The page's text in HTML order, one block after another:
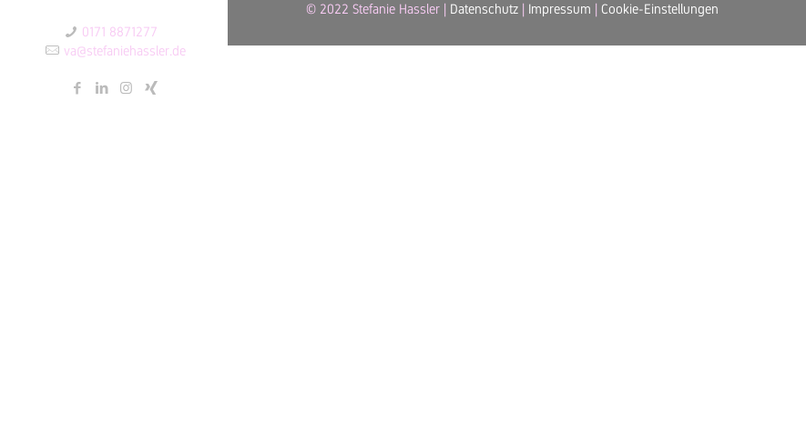
0171 8871277
va@stefaniehassler.de
© 2022 Stefanie Hassler | Datenschutz | Impressum | Cookie-Einstellungen